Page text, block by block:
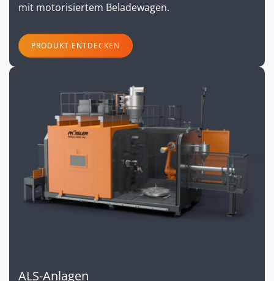
mit motorisiertem Beladewagen.
PRODUKT ENTDECKEN
ALS-Anlagen